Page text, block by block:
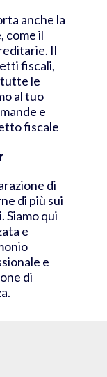
anche la
come il
Il
fiscali,
le
al tuo
e
fiscale
di
di più sui
Siamo qui
e
e
di